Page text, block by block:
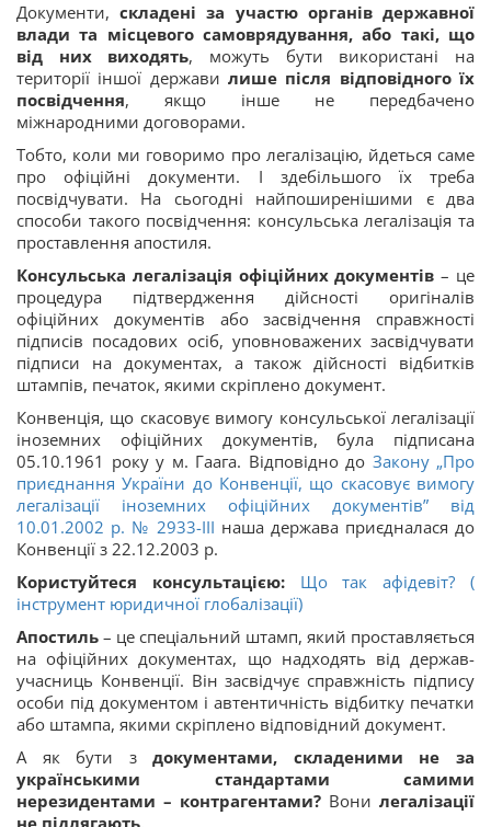
Документи,складені за участю органів державної
влади та місцевого самоврядування, або такі, що
від них виходять, можуть бути використані на
території іншої держави лише після відповідного їх
посвідчення, якщо інше не передбачено
міжнародними договорами.
Тобто, коли ми говоримо про легалізацію, йдеться саме
про офіційні документи. І здебільшого їх треба
посвідчувати. На сьогодні найпоширенішими є два
способи такого посвідчення: консульська легалізація та
проставлення апостиля.
Консульська легалізація офіційних документів – це
процедура підтвердження дійсності оригіналів
офіційних документів або засвідчення справжності
підписів посадових осіб, уповноважених засвідчувати
підписи на документах, а також дійсності відбитків
штампів, печаток, якими скріплено документ.
Конвенція, що скасовує вимогу консульської легалізації
іноземних офіційних документів, була підписана
05.10.1961 року у м. Гаага. Відповідно до Закону „Про
приєднання України до Конвенції, що скасовує вимогу
легалізації іноземних офіційних документів” від
10.01.2002 р. № 2933-ІІІ наша держава приєдналася до
Конвенції з 22.12.2003 р.
Користуйтеся консультацією:
Що так афідевіт? (
інструмент юридичної глобалізації)
Апостиль – це спеціальний штамп, який проставляється
на офіційних документах, що надходять від держав-
учасниць Конвенції. Він засвідчує справжність підпису
особи під документом і автентичність відбитку печатки
або штампа, якими скріплено відповідний документ.
А як бути здокументами, складеними не за
українськими стандартами самими
нерезидентами – контрагентами? Вони легалізації
не підлягають.